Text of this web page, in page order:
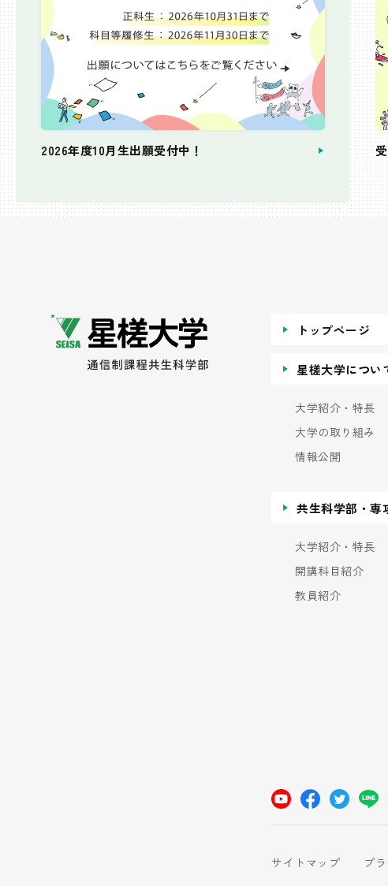
2026年度10月生出願受付中！
個別相談会
トップページ
星槎大学につい
大学紹介・特長
大学の取り組み
情報公開
共生科学部・専
大学紹介・特長
開講科目紹介
教員紹介
サイトマップ プ